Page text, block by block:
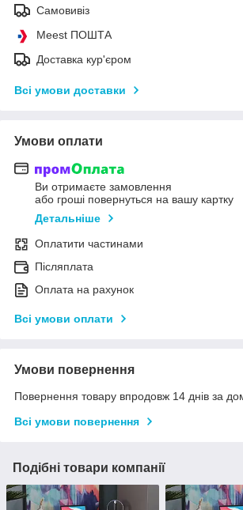
Самовивіз
Meest ПОШТА
Доставка кур'єром
Всі умови доставки
Умови оплати
Ви отримаєте замовлення
або гроші повернуться на вашу картку
Детальніше
Оплатити частинами
Післяплата
Оплата на рахунок
Всі умови оплати
Умови повернення
Повернення товару впродовж 14 днів за
Всі умови повернення
Подібні товари компанії